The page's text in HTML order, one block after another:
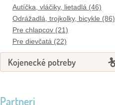
Autíčka, vláčiky, lietadlá (46)
Odrážadlá, trojkolky, bicykle (86)
Pre chlapcov (21)
Pre dievčatá (22)
Kojenecké potreby
Partneri